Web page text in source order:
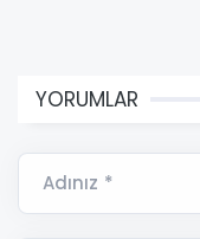
YORUMLAR
Adınız *